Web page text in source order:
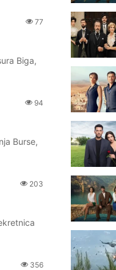
77
Biga,
94
Burse,
203
356